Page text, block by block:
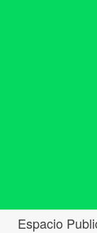
Espacio